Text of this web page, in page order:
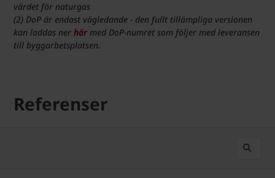
värdet för naturgas
(2) DoP är endast vägledande - den fullt tillämpliga versionen
kan laddas ner här med DoP-numret som följer med leveransen
till byggarbetsplatsen.
Referenser